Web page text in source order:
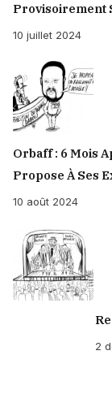
Provisoirement
10 juillet 2024
Orbaff : 6 Mois
Propose À Ses
10 août 2024
2